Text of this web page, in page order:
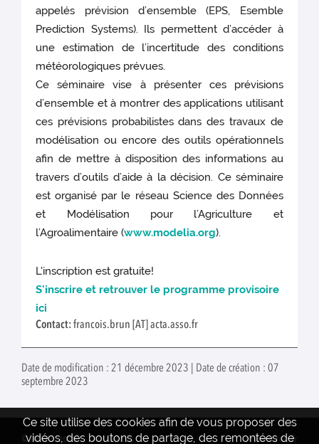
appelés prévision d’ensemble (EPS, Esemble
Prediction Systems). Ils permettent d’accéder à
une estimation de l’incertitude des conditions
météorologiques prévues.
Ce séminaire vise à présenter ces prévisions
d’ensemble et à montrer des applications utilisant
ces prévisions probabilistes dans des travaux de
modélisation ou encore des outils opérationnels
afin de mettre à disposition des informations au
travers d’outils d’aide à la décision. Ce séminaire
est organisé par le réseau Science des Données
et Modélisation pour l’Agriculture et
l’Agroalimentaire (www.modelia.org).
L'inscription est gratuite!
S'inscrire et retrouver le programme provisoire
ici
Contact:francois.brun [AT] acta.asso.fr
Date de modification : 21 décembre 2023 | Date de création : 07
septembre 2023
Ce site utilise des cookies afin de vous proposer des
vidéos, des boutons de partage, des remontées de
© INRAE 2022 Actualités www.inrae.fr